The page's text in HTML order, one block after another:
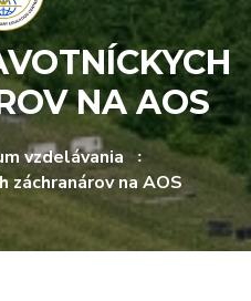
NA AOS
vzdelávania
záchranárov na AOS